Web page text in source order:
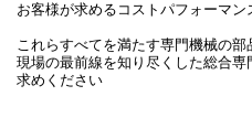
お客様が求めるコストパフォーマ
これらすべてを満たす専門機械の部
現場の最前線を知り尽くした総合
求めください